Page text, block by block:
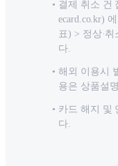
결제 취소 건
ecard.co.kr)
표) > 정상·
다.
해외 이용시
용은 상품설
카드 해지 및
다.